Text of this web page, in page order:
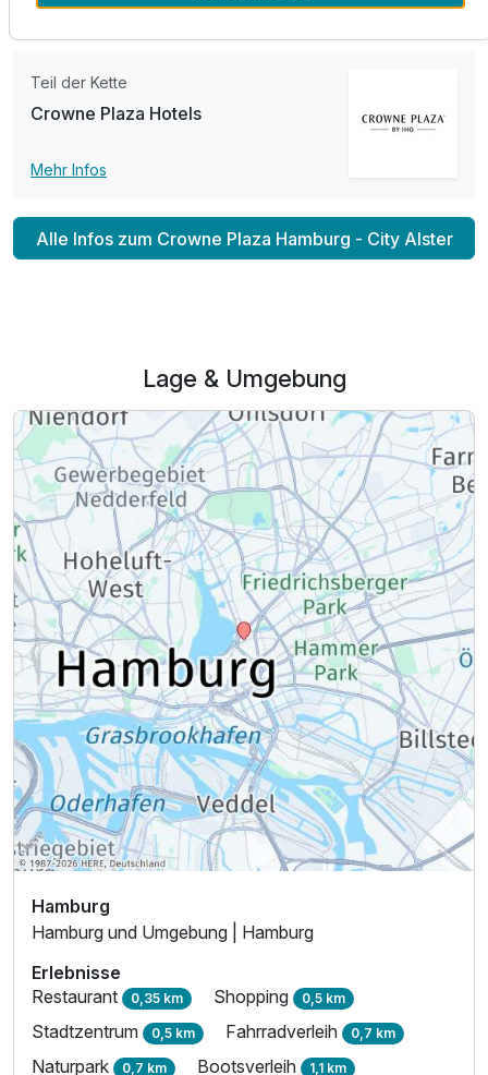
Ausstattung
Zusatznächte
Für 6 Tage p.P. ab484,50 €
Twinbettzimmer
2 Erwachsene
Teil der Kette
Crowne Plaza Hotels
Mehr Infos
Alle Infos zum Crowne Plaza Hamburg - City Alster
Lage & Umgebung
Hamburg
Hamburg und Umgebung | Hamburg
Erlebnisse
Restaurant 0,35 km Shopping 0,5 km
Stadtzentrum 0,5 km Fahrradverleih 0,7 km
Naturpark 0,7 km Bootsverleih 1,1 km